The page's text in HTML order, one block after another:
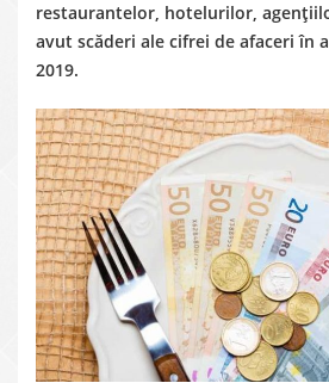
restaurantelor, hotelurilor,
avut scăderi ale cifrei de afaceri în
2019.